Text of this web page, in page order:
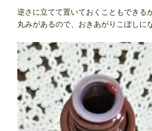
逆さに立てて置いておくこともできる
丸みがあるので、おきあがりこぼしに